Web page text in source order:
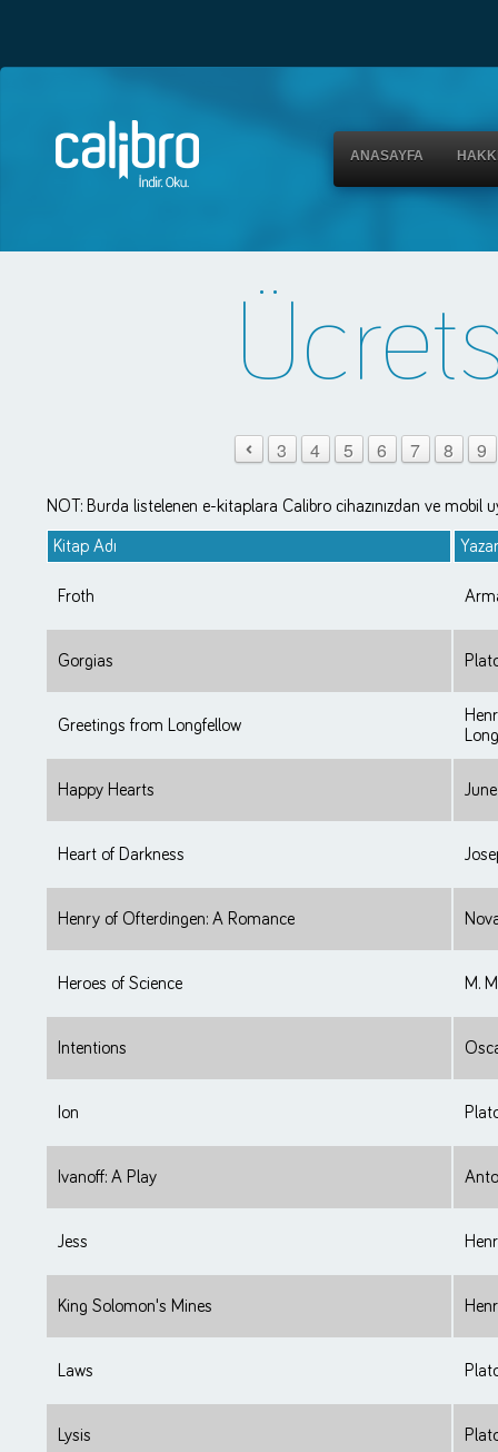
ANASAYFA
3 4 5 6 7 8 9
NOT: Burda listelenen e-kitaplara Calibro cihazınızdan ve mobil
Kitap Adı Yazar
Froth
Gorgias
Greetings from Longfellow
Happy Hearts
Heart of Darkness
Henry of Ofterdingen: A Romance
Heroes of Science M.
Intentions
Ion
Ivanoff: A Play
Jess
King Solomon's Mines
Laws
Lysis